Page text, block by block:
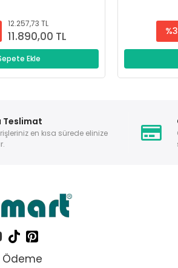
12.257,73 TL
11.890,00 TL
Ekle
%3
Teslimat
en kısa sürede elinize
Ödeme